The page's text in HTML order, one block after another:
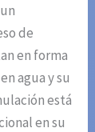
de
en forma
agua y su
está
en su